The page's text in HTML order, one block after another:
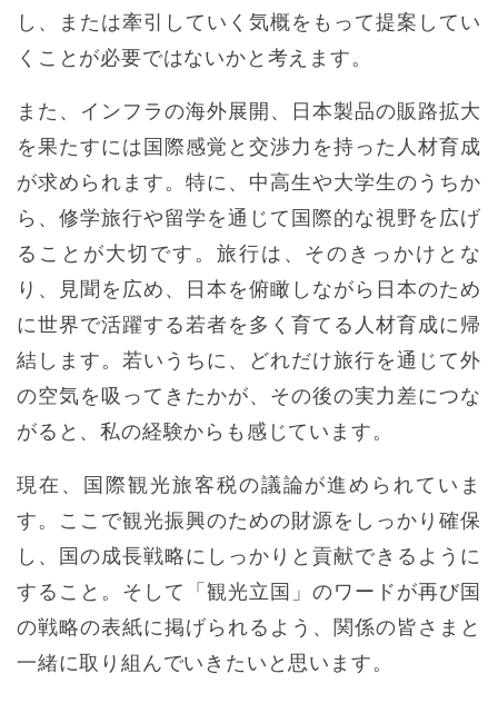
し、または牽引していく気概をもって提案してい
くことが必要ではないかと考えます。
また、インフラの海外展開、日本製品の販路拡大
を果たすには国際感覚と交渉力を持った人材育成
が求められます。特に、中高生や大学生のうちか
ら、修学旅行や留学を通じて国際的な視野を広げ
ることが大切です。旅行は、そのきっかけとな
り、見聞を広め、日本を俯瞰しながら日本のため
に世界で活躍する若者を多く育てる人材育成に帰
結します。若いうちに、どれだけ旅行を通じて外
の空気を吸ってきたかが、その後の実力差につな
がると、私の経験からも感じています。
現在、国際観光旅客税の議論が進められていま
す。ここで観光振興のための財源をしっかり確保
し、国の成長戦略にしっかりと貢献できるように
すること。そして「観光立国」のワードが再び国
の戦略の表紙に掲げられるよう、関係の皆さまと
一緒に取り組んでいきたいと思います。